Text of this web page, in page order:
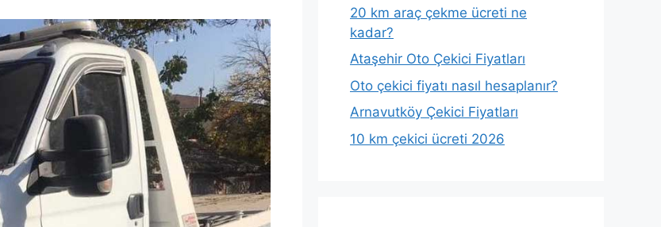
20 km araç çekme ücreti ne
kadar?
Ataşehir Oto Çekici Fiyatları
Oto çekici fiyatı nasıl hesaplanır?
Arnavutköy Çekici Fiyatları
10 km çekici ücreti 2026